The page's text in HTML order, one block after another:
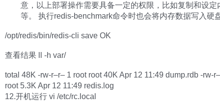
意，以上部署操作需要具备一定的权限，比如复制和设定
等。 执行redis-benchmark命令时也会将内存数据写入硬
/opt/redis/bin/redis-cli save OK
查看结果 ll -h var/
total 48K -rw-r–r– 1 root root 40K Apr 12 11:49 dump.rdb -rw-
root 5.3K Apr 12 11:49 redis.log
12.开机运行 vi /etc/rc.local